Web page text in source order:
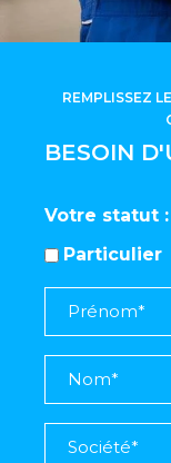
BESOIN
REMPLISSEZ
Votre statut
Particulier